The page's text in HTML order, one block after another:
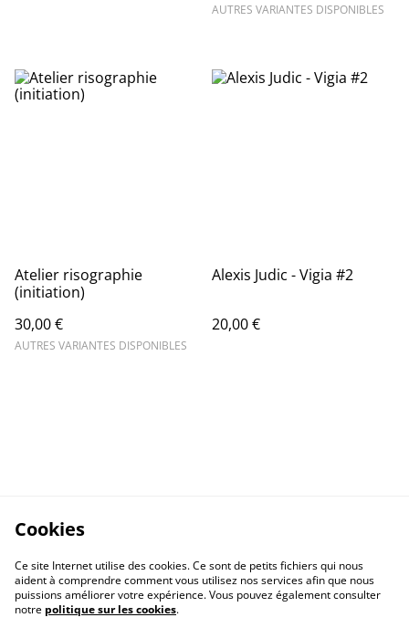
AUTRES VARIANTES DISPONIBLES
Atelier risographie
(initiation)
30,00 €
AUTRES VARIANTES DISPONIBLES
Alexis Judic - Vigia #2
20,00 €
Cookies
Ce site Internet utilise des cookies. Ce sont de petits fichiers qui nous
aident à comprendre comment vous utilisez nos services afin que nous
puissions améliorer votre expérience. Vous pouvez également consulter
notre politique sur les cookies.